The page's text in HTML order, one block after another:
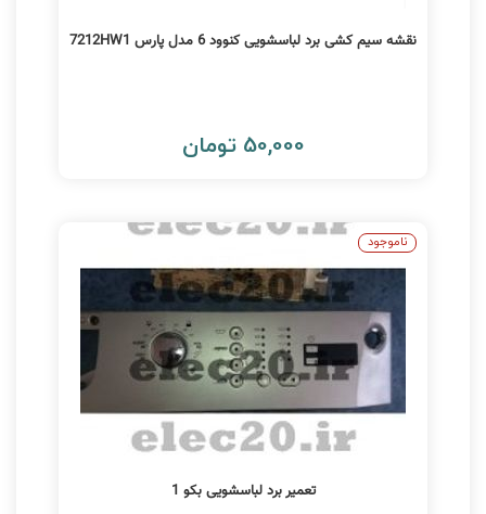
نقشه سیم کشی برد لباسشویی کنوود 6 مدل پارس 7212HW1
50,000 تومان
تعمیر برد لباسشویی بکو 1
ناموجود